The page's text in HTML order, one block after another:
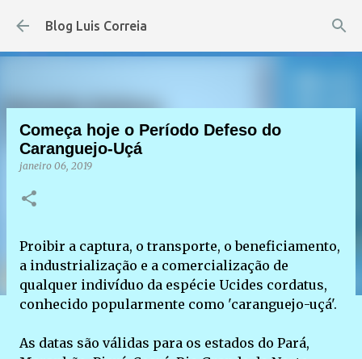
Pular para o conteúdo principal
Blog Luis Correia
Começa hoje o Período Defeso do
Caranguejo-Uçá
janeiro 06, 2019
Proibir a captura, o transporte, o beneficiamento,
a industrialização e a comercialização de
qualquer indivíduo da espécie Ucides cordatus,
conhecido popularmente como 'caranguejo-uçá'.
As datas são válidas para os estados do Pará,